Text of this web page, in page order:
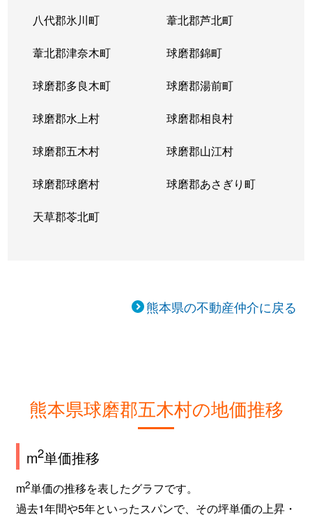
八代郡氷川町 葦北郡芦北町
葦北郡津奈木町 球磨郡錦町
球磨郡多良木町 球磨郡湯前町
球磨郡水上村 球磨郡相良村
球磨郡五木村 球磨郡山江村
球磨郡球磨村 球磨郡あさぎり町
天草郡苓北町
熊本県の不動産仲介に戻る
熊本県球磨郡五木村の地価推移
m2単価推移
m2単価の推移を表したグラフです。
過去1年間や5年といったスパンで、その坪単価の上昇・